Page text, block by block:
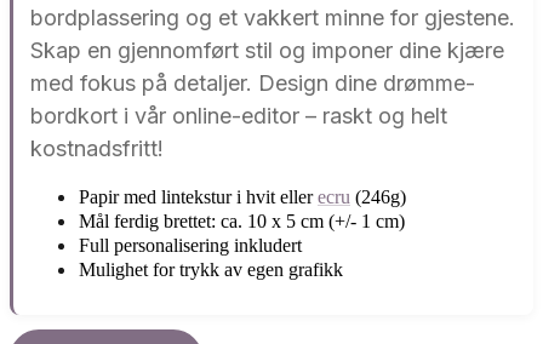
bordplassering og et vakkert minne for gjestene.
Skap en gjennomført stil og imponer dine kjære
med fokus på detaljer. Design dine drømme-
bordkort i vår online-editor – raskt og helt
kostnadsfritt!
Papir med lintekstur i hvit ellerecru (246g)
Mål ferdig brettet: ca. 10 x 5 cm (+/- 1 cm)
Full personalisering inkludert
Mulighet for trykk av egen grafikk